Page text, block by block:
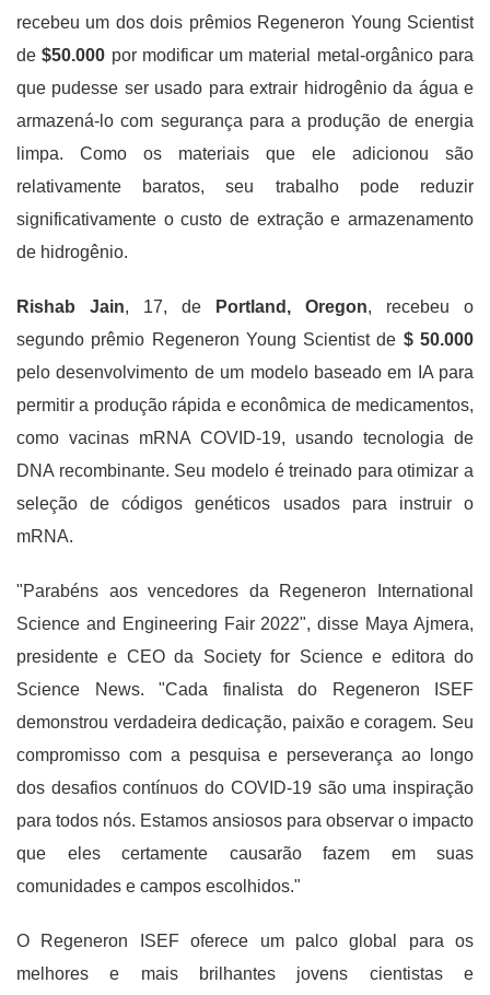
recebeu um dos dois prêmios Regeneron Young Scientist
de$50.000 por modificar um material metal-orgânico para
que pudesse ser usado para extrair hidrogênio da água e
armazená-lo com segurança para a produção de energia
limpa. Como os materiais que ele adicionou são
relativamente baratos, seu trabalho pode reduzir
significativamente o custo de extração e armazenamento
de hidrogênio.
Rishab Jain, 17, de Portland, Oregon, recebeu o
segundo prêmio Regeneron Young Scientist de $ 50.000
pelo desenvolvimento de um modelo baseado em IA para
permitir a produção rápida e econômica de medicamentos,
como vacinas mRNA COVID-19, usando tecnologia de
DNA recombinante. Seu modelo é treinado para otimizar a
seleção de códigos genéticos usados ​​para instruir o
mRNA.
"Parabéns aos vencedores da Regeneron International
Science and Engineering Fair 2022", disse Maya Ajmera,
presidente e CEO da Society for Science e editora do
Science News. "Cada finalista do Regeneron ISEF
demonstrou verdadeira dedicação, paixão e coragem. Seu
compromisso com a pesquisa e perseverança ao longo
dos desafios contínuos do COVID-19 são uma inspiração
para todos nós. Estamos ansiosos para observar o impacto
que eles certamente causarão fazem em suas
comunidades e campos escolhidos."
O Regeneron ISEF oferece um palco global para os
melhores e mais brilhantes jovens cientistas e